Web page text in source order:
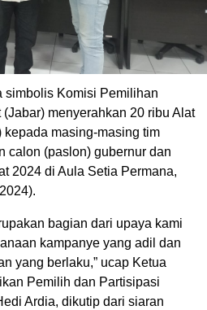
simbolis Komisi Pemilihan
menyerahkan 20 ribu Alat
kepada masing-masing tim
calon (paslon) gubernur dan
2024 di Aula Setia Permana,
bagian dari upaya kami
kampanye yang adil dan
yang berlaku,” ucap Ketua
Pemilih dan Partisipasi
Ardia, dikutip dari siaran